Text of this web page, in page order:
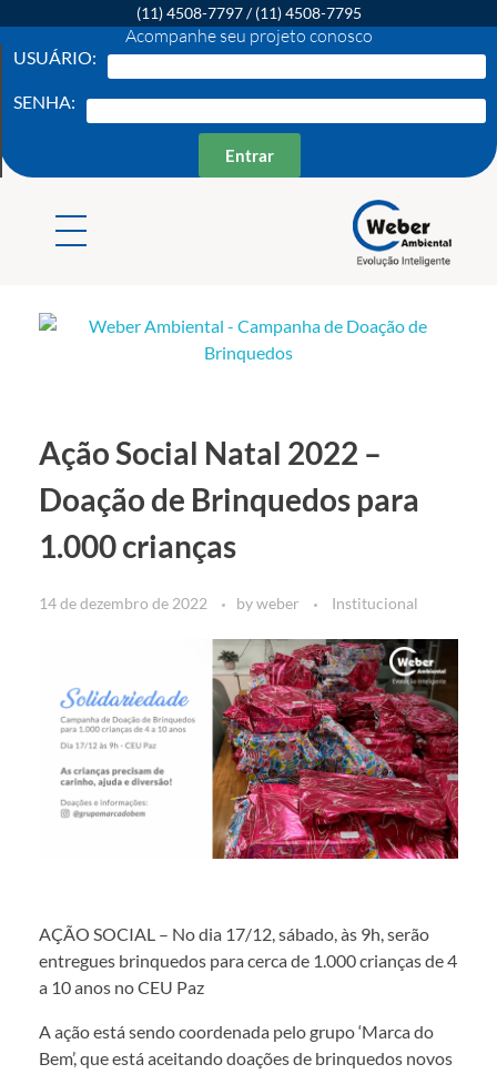
(11) 4508-7797/(11) 4508-7795
Acompanhe seu projeto conosco
USUÁRIO:
SENHA:
Entrar
Ação Social Natal 2022 –
Doação de Brinquedos para
1.000 crianças
14 de dezembro de 2022 byweber Institucional
AÇÃO SOCIAL – No dia 17/12, sábado, às 9h, serão
entregues brinquedos para cerca de 1.000 crianças de 4
a 10 anos no CEU Paz
A ação está sendo coordenada pelo grupo ‘Marca do
Bem’, que está aceitando doações de brinquedos novos